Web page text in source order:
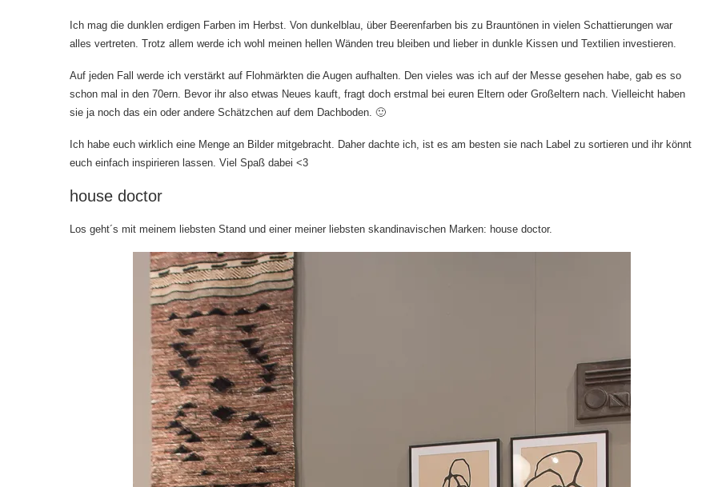
Ich mag die dunklen erdigen Farben im Herbst. Von dunkelblau, über Beerenfarben bis zu Brauntönen in vielen Schattierungen war
alles vertreten. Trotz allem werde ich wohl meinen hellen Wänden treu bleiben und lieber in dunkle Kissen und Textilien investieren.
Auf jeden Fall werde ich verstärkt auf Flohmärkten die Augen aufhalten. Den vieles was ich auf der Messe gesehen habe, gab es so
schon mal in den 70ern. Bevor ihr also etwas Neues kauft, fragt doch erstmal bei euren Eltern oder Großeltern nach. Vielleicht haben
sie ja noch das ein oder andere Schätzchen auf dem Dachboden. 🙂
Ich habe euch wirklich eine Menge an Bilder mitgebracht. Daher dachte ich, ist es am besten sie nach Label zu sortieren und ihr könnt
euch einfach inspirieren lassen. Viel Spaß dabei <3
house doctor
Los geht´s mit meinem liebsten Stand und einer meiner liebsten skandinavischen Marken: house doctor.